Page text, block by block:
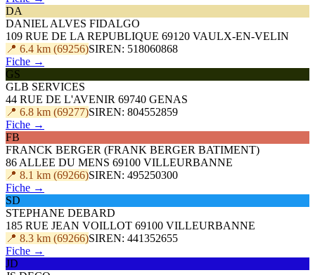
DA
DANIEL ALVES FIDALGO
109 RUE DE LA REPUBLIQUE 69120 VAULX-EN-VELIN
📍 6.4 km (69256)SIREN: 518060868
Fiche →
GS
GLB SERVICES
44 RUE DE L'AVENIR 69740 GENAS
📍 6.8 km (69277)SIREN: 804552859
Fiche →
FB
FRANCK BERGER (FRANK BERGER BATIMENT)
86 ALLEE DU MENS 69100 VILLEURBANNE
📍 8.1 km (69266)SIREN: 495250300
Fiche →
SD
STEPHANE DEBARD
185 RUE JEAN VOILLOT 69100 VILLEURBANNE
📍 8.3 km (69266)SIREN: 441352655
Fiche →
JD